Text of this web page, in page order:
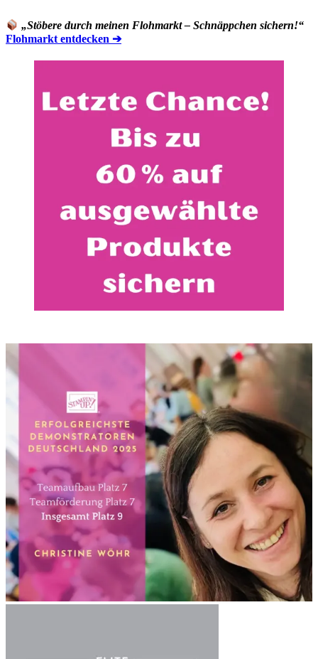
„Stöbere durch meinen Flohmarkt – Schnäppchen sichern!“
Flohmarkt entdecken ➔